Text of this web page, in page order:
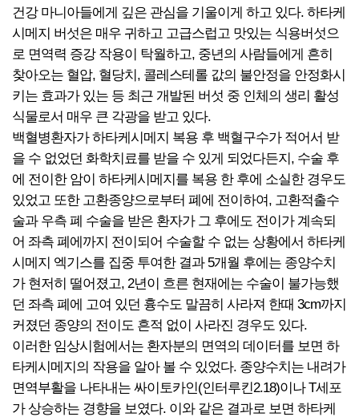
건강 마니아들에게 깊은 관심을 기울이게 하고 있다. 하타케
시메지 버섯은 매우 귀하고 고급스럽고 맛있는 식용버섯으
로 면역력 증강 작용이 탁월하고, 중년의 사람들에게 흔히
찾아오는 혈압, 혈당치, 콜레스테롤 값의 불안정을 안정화시
키는 효과가 있는 등 최근 개발된 버섯 중 인체의 생리 활성
식물로서 매우 큰 각광을 받고 있다.
백혈병환자가 하타케시메지 복용 후 백혈구수가 적어서 받
을 수 없었던 화학치료를 받을 수 있게 되었다든지, 수술 후
에 전이한 암이 하타케시메지를 복용 한 후에 소실한 경우도
있었고 또한 고환종양으로부터 폐에 전이하여, 고환적출수
술과 우측 폐 수술을 받은 환자가 그 후에도 전이가 계속되
어 좌측 폐에까지 전이되어 수술할 수 없는 상황에서 하타케
시메지 엑기스를 집중 투여한 결과 5개월 후에는 종양수치
가 현저히 떨어졌고, 2년이 흐른 현재에는 수술이 불가능했
던 좌측 폐에 고여 있던 흉수도 말끔히 사라져 한때 3cm까지
커졌던 종양의 전이도 흔적 없이 사라진 경우도 있다.
이러한 임상시험에서는 환자분의 면역의 데이터를 보면 하
타케시메지의 작용을 알아 볼 수 있었다. 종양수치는 내려가
면역부활을 나타내는 싸이토카인(인터루킨2.18)이나 T세포
가 상승하는 경향을 보였다. 이와 같은 결과로 보면 하타케